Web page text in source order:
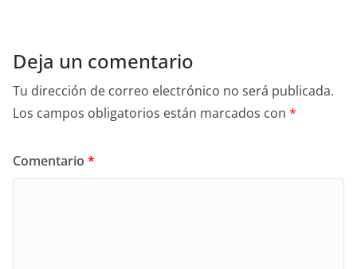
Deja un comentario
Tu dirección de correo electrónico no será publicada.
Los campos obligatorios están marcados con *
Comentario *